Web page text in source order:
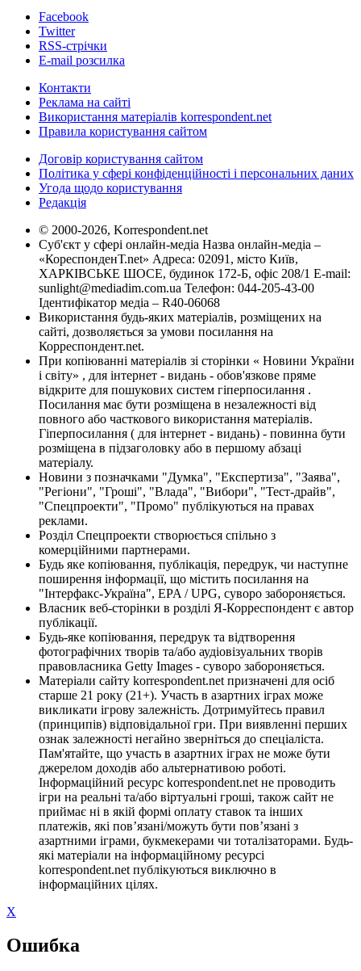
Facebook
Twitter
RSS-стрічки
E-mail розсилка
Контакти
Реклама на сайті
Використання матеріалів korrespondent.net
Правила користування сайтом
Договір користування сайтом
Політика у сфері конфіденційності і персональних даних
Угода щодо користування
Редакція
© 2000-2026, Korrespondent.net
Суб'єкт у сфері онлайн-медіа Назва онлайн-медіа –
«КореспонденТ.net» Адреса: 02091, місто Київ,
ХАРКІВСЬКЕ ШОСЕ, будинок 172-Б, офіс 208/1 E-mail:
sunlight@mediadim.com.ua Телефон: 044-205-43-00
Ідентифікатор медіа – R40-06068
Використання будь-яких матеріалів, розміщених на
сайті, дозволяється за умови посилання на
Корреспондент.net.
При копіюванні матеріалів зі сторінки « Новини України
і світу» , для інтернет - видань - обов'язкове пряме
відкрите для пошукових систем гіперпосилання .
Посилання має бути розміщена в незалежності від
повного або часткового використання матеріалів.
Гіперпосилання ( для інтернет - видань) - повинна бути
розміщена в підзаголовку або в першому абзаці
матеріалу.
Новини з позначками "Думка", "Експертиза", "Заява",
"Регіони", "Гроші", "Влада", "Вибори", "Тест-драйв",
"Спецпроекти", "Промо" публікуються на правах
реклами.
Розділ Спецпроекти створюється спільно з
комерційними партнерами.
Будь яке копіювання, публікація, передрук, чи наступне
поширення інформації, що містить посилання на
"Інтерфакс-Україна", EPA / UPG, суворо забороняється.
Власник веб-сторінки в розділі Я-Корреспондент є автор
публікації.
Будь-яке копіювання, передрук та відтворення
фотографічних творів та/або аудіовізуальних творів
правовласника Getty Images - суворо забороняється.
Матеріали сайту korrespondent.net призначені для осіб
старше 21 року (21+). Участь в азартних іграх може
викликати ігрову залежність. Дотримуйтесь правил
(принципів) відповідальної гри. При виявленні перших
ознак залежності негайно зверніться до спеціаліста.
Пам'ятайте, що участь в азартних іграх не може бути
джерелом доходів або альтернативою роботі.
Інформаційний ресурс korrespondent.net не проводить
ігри на реальні та/або віртуальні гроші, також сайт не
приймає ні в якій формі оплату ставок та інших
платежів, які пов’язані/можуть бути пов’язані з
азартними іграми, букмекерами чи тоталізаторами. Будь-
які матеріали на інформаційному ресурсі
korrespondent.net публікуються виключно в
інформаційних цілях.
X
Ошибка